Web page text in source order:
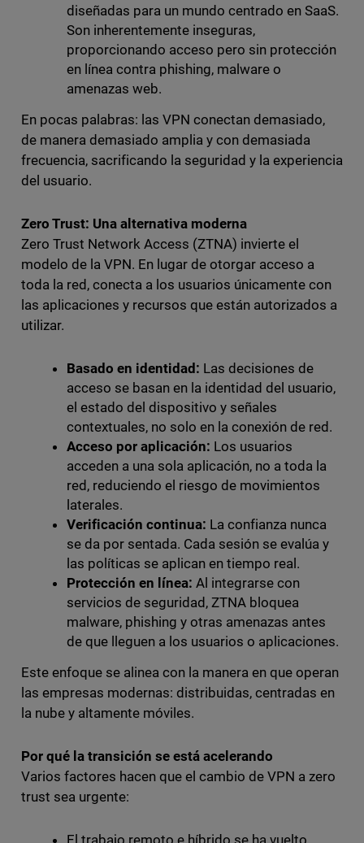
diseñadas para un mundo centrado en SaaS.
Son inherentemente inseguras,
proporcionando acceso pero sin protección
en línea contra phishing, malware o
amenazas web.
En pocas palabras: las VPN conectan demasiado,
de manera demasiado amplia y con demasiada
frecuencia, sacrificando la seguridad y la experiencia
del usuario.
Zero Trust: Una alternativa moderna
Zero Trust Network Access (ZTNA) invierte el
modelo de la VPN. En lugar de otorgar acceso a
toda la red, conecta a los usuarios únicamente con
las aplicaciones y recursos que están autorizados a
utilizar.
Basado en identidad: Las decisiones de
acceso se basan en la identidad del usuario,
el estado del dispositivo y señales
contextuales, no solo en la conexión de red.
Acceso por aplicación: Los usuarios
acceden a una sola aplicación, no a toda la
red, reduciendo el riesgo de movimientos
laterales.
Verificación continua: La confianza nunca
se da por sentada. Cada sesión se evalúa y
las políticas se aplican en tiempo real.
Protección en línea: Al integrarse con
servicios de seguridad, ZTNA bloquea
malware, phishing y otras amenazas antes
de que lleguen a los usuarios o aplicaciones.
Este enfoque se alinea con la manera en que operan
las empresas modernas: distribuidas, centradas en
la nube y altamente móviles.
Por qué la transición se está acelerando
Varios factores hacen que el cambio de VPN a zero
trust sea urgente:
El trabajo remoto e híbrido se ha vuelto